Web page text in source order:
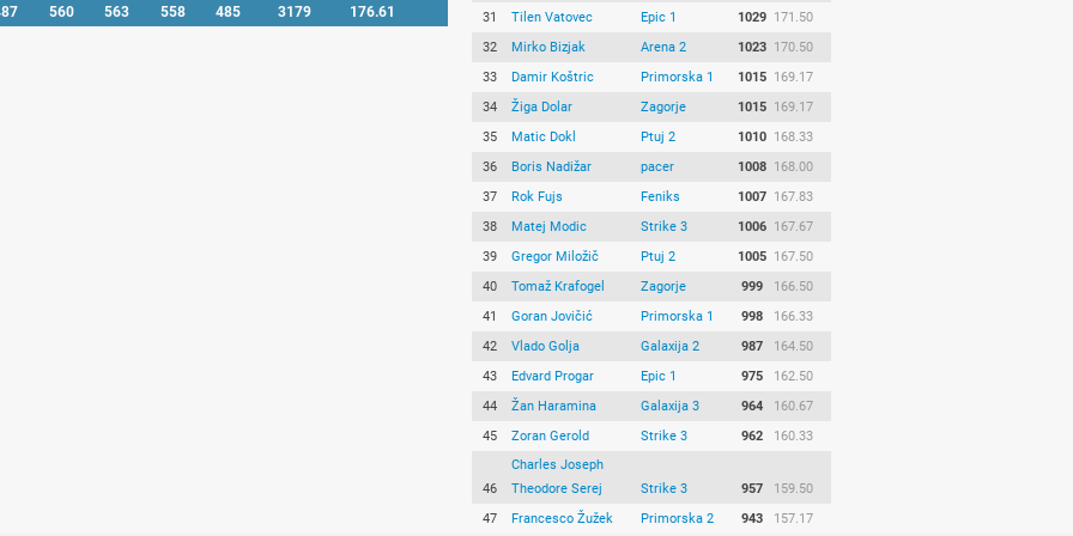
560 563 558 485 3179 176.61 31 Tilen Vatovec Epic 1 1029 171.50
32
Mirko Bizjak Arena 2 1023 170.50
33
Damir Koštric Primorska 1 1015 169.17
34
Žiga Dolar Zagorje 1015 169.17
35
Matic Dokl Ptuj 2 1010 168.33
36
Boris Nadižar pacer 1008 168.00
37
Rok Fujs Feniks 1007 167.83
38
Matej Modic Strike 3 1006 167.67
39
Gregor Miložič Ptuj 2 1005 167.50
40
Tomaž Krafogel Zagorje 999
166.50
41
Goran Jovičić Primorska 1 998
166.33
42
Vlado Golja Galaxija 2 987
164.50
43
Edvard Progar Epic 1 975
162.50
44
Žan Haramina Galaxija 3 964
160.67
45
Zoran Gerold Strike 3 962 160.33
46
Charles Joseph
Theodore Serej
Strike 3 957
159.50
47
Francesco Žužek Primorska 2 943 157.17